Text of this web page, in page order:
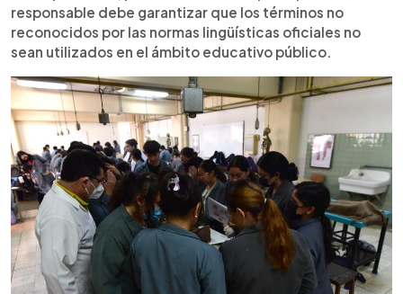
responsable debe garantizar que los términos no
reconocidos por las normas lingüísticas oficiales no
sean utilizados en el ámbito educativo público.